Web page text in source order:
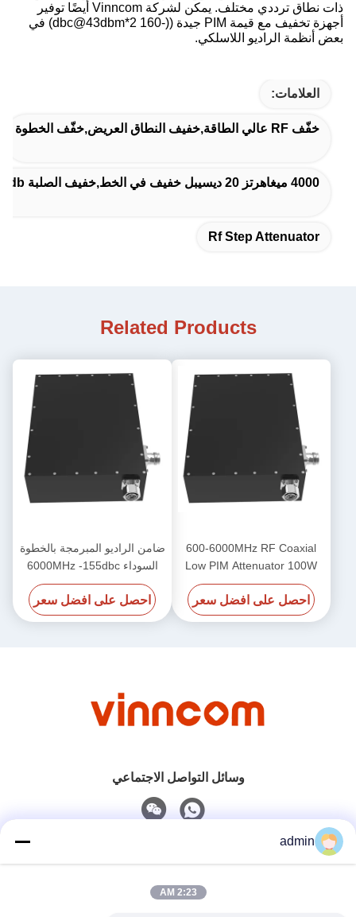
ذات نطاق ترددي مختلف. يمكن لشركة Vinncom أيضًا توفير
أجهزة تخفيف مع قيمة PIM جيدة ((-160 dbc@43dbm*2) في
بعض أنظمة الراديو اللاسلكي.
العلامات:
خفّف RF عالي الطاقة,خفيف النطاق العريض,خفّف الخطوة
4000 ميغاهرتز 20 ديسيبل خفيف في الخط,خفيف الصلبة 20db في الخط,خفّف VSWR منخفض 20db
Rf Step Attenuator
Related Products
600-6000MHz RF Coaxial
Low PIM Attenuator 100W
الذكر إلى الإناث
احصل على افضل سعر
ضامن الراديو المبرمجة بالخطوة
السوداء 6000MHz -155dbc
50W
احصل على افضل سعر
وسائل التواصل الاجتماعي
admin
2:23 AM